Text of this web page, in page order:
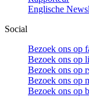
Englische
Social
Bezoek ons op
Bezoek ons op
Bezoek ons op
Bezoek ons op
Bezoek ons op